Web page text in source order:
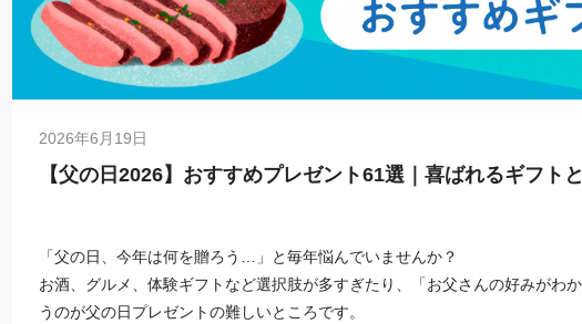
2026年6月19日
【父の日2026】おすすめプレゼント61選｜喜ばれるギフト
「父の日、今年は何を贈ろう…」と毎年悩んでいませんか？
お酒、グルメ、体験ギフトなど選択肢が多すぎたり、「お父さんの好みがわ
うのが父の日プレゼントの難しいところです。